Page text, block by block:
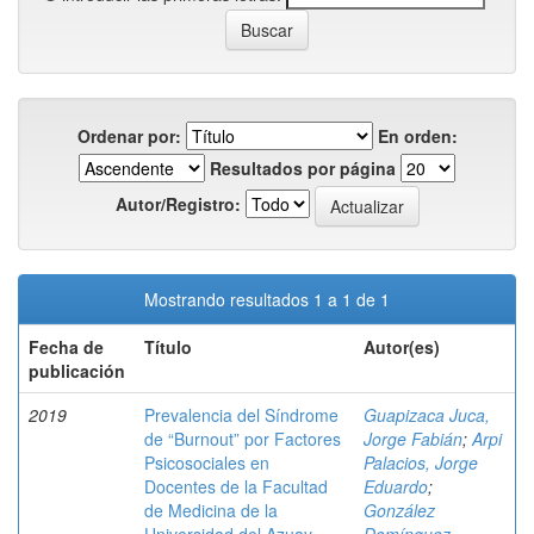
Ordenar por:
En orden:
Resultados por página
Autor/Registro:
Mostrando resultados 1 a 1 de 1
Fecha de
publicación
Título Autor(es)
2019
Prevalencia del Síndrome
de “Burnout” por Factores
Psicosociales en
Docentes de la Facultad
de Medicina de la
Guapizaca Juca,
Jorge Fabián;Arpi
Palacios, Jorge
Eduardo;
González